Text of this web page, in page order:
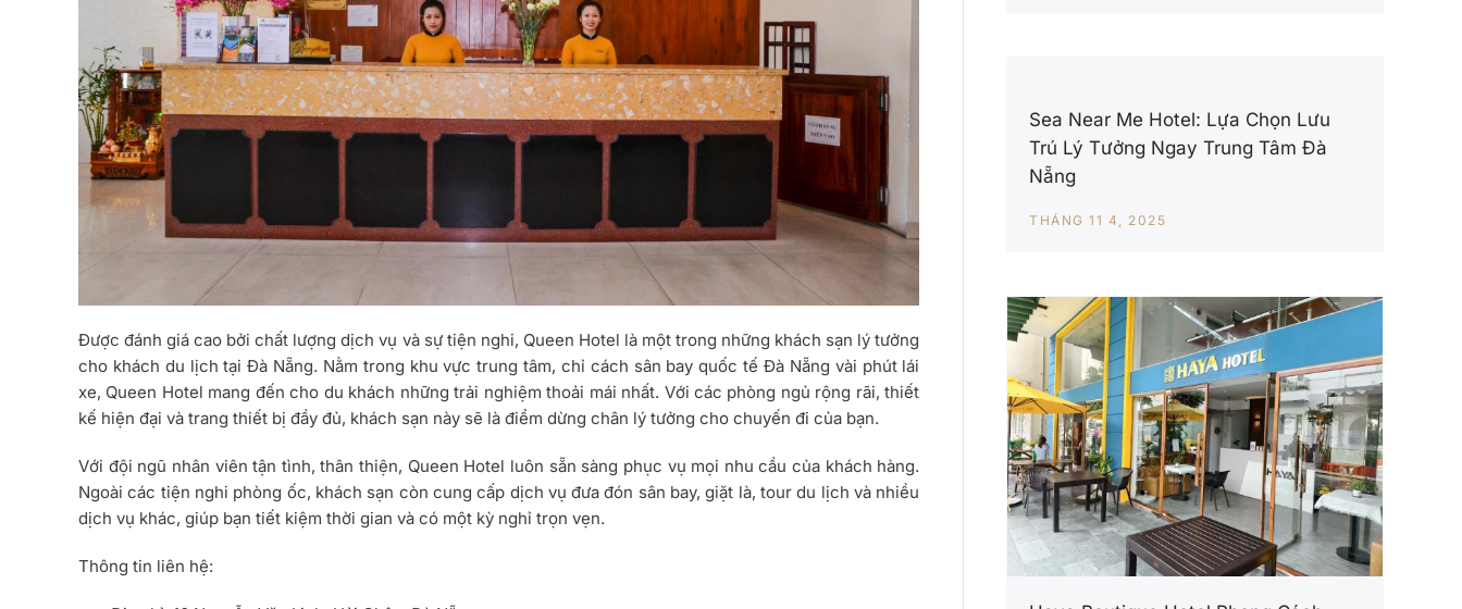
Được đánh giá cao bởi chất lượng dịch vụ và sự tiện nghi, Queen Hotel là một trong những khách sạn lý tưởng
cho khách du lịch tại Đà Nẵng. Nằm trong khu vực trung tâm, chỉ cách sân bay quốc tế Đà Nẵng vài phút lái
xe, Queen Hotel mang đến cho du khách những trải nghiệm thoải mái nhất. Với các phòng ngủ rộng rãi, thiết
kế hiện đại và trang thiết bị đầy đủ, khách sạn này sẽ là điểm dừng chân lý tưởng cho chuyến đi của bạn.
Với đội ngũ nhân viên tận tình, thân thiện, Queen Hotel luôn sẵn sàng phục vụ mọi nhu cầu của khách hàng.
Ngoài các tiện nghi phòng ốc, khách sạn còn cung cấp dịch vụ đưa đón sân bay, giặt là, tour du lịch và nhiều
dịch vụ khác, giúp bạn tiết kiệm thời gian và có một kỳ nghỉ trọn vẹn.
Thông tin liên hệ:
Sea Near Me Hotel: Lựa Chọn Lưu
Trú Lý Tưởng Ngay Trung Tâm Đà
Nẵng
THÁNG 11 4, 2025